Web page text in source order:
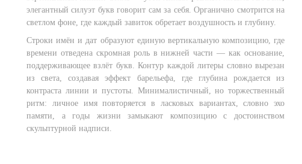
элегантный силуэт букв говорит сам за себя. Органично смотрится на
светлом фоне, где каждый завиток обретает воздушность и глубину.
Строки имён и дат образуют единую вертикальную композицию, где
времени отведена скромная роль в нижней части — как основание,
поддерживающее взлёт букв. Контур каждой литеры словно вырезан
из света, создавая эффект барельефа, где глубина рождается из
контраста линии и пустоты. Минималистичный, но торжественный
ритм: личное имя повторяется в ласковых вариантах, словно эхо
памяти, а годы жизни замыкают композицию с достоинством
скульптурной надписи.